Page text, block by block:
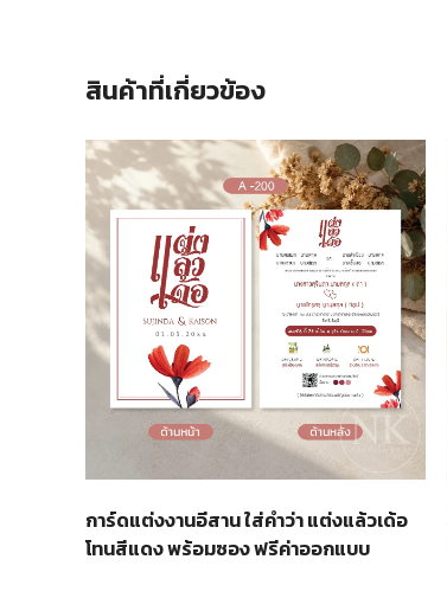
สินค้าที่เกี่ยวข้อง
การ์ดแต่งงานอีสาน ใส่คำว่า แต่งแล้วเด้อ
โทนสีแดง พร้อมซอง ฟรีค่าออกแบบ